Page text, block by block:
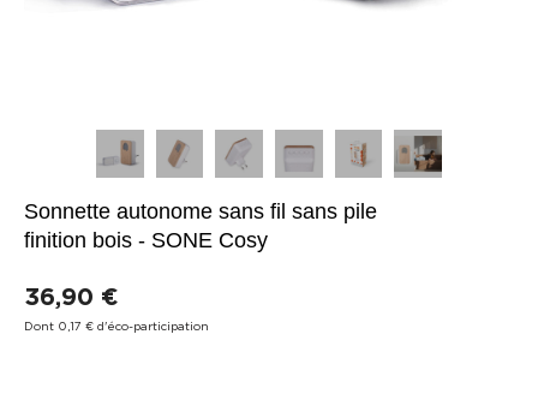
Sonnette autonome sans fil sans pile
finition bois - SONE Cosy
36,90 €
Dont 0,17 € d'éco-participation